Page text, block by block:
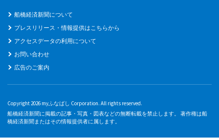
船橋経済新聞について
プレスリリース・情報提供はこちらから
アクセスデータの利用について
お問い合わせ
広告のご案内
Copyright 2026 myふなばし Corporation. All rights reserved.
船橋経済新聞に掲載の記事・写真・図表などの無断転載を禁止します。 著作権は船
橋経済新聞またはその情報提供者に属します。